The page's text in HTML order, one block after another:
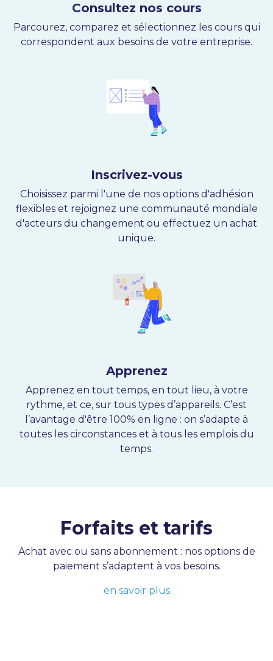
Consultez nos cours
Parcourez, comparez et sélectionnez les cours qui
correspondent aux besoins de votre entreprise.
Inscrivez-vous
Choisissez parmi l'une de nos options d'adhésion
flexibles et rejoignez une communauté mondiale
d'acteurs du changement ou effectuez un achat
unique.
Apprenez
Apprenez en tout temps, en tout lieu, à votre
rythme, et ce, sur tous types d’appareils. C’est
l’avantage d'être 100% en ligne : on s’adapte à
toutes les circonstances et à tous les emplois du
temps.
Forfaits et tarifs
Achat avec ou sans abonnement : nos options de
paiement s’adaptent à vos besoins.
en savoir plus